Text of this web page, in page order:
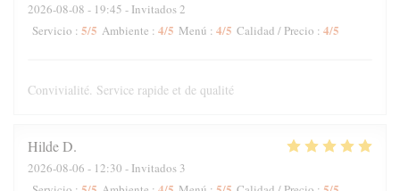
2026-08-08 - 19:45 - Invitados 2
Servicio : 5/5 Ambiente : 4/5 Menú : 4/5 Calidad / Precio : 4/5
Convivialité. Service rapide et de qualité
HildeD
2026-08-06 - 12:30 - Invitados 3